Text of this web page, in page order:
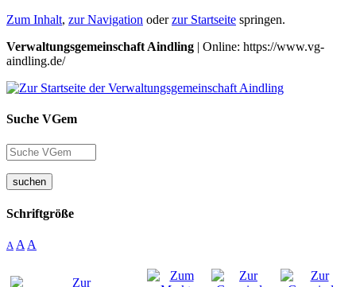
Zum Inhalt, zur Navigation oderzur Startseite springen.
Verwaltungsgemeinschaft Aindling | Online: https://www.vg-
aindling.de/
Suche VGem
suchen
Schriftgröße
A A A